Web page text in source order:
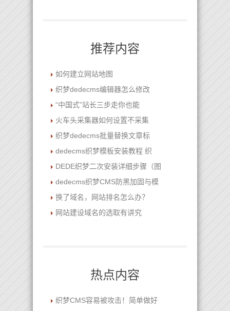
推荐内容
如何建立网站地图
织梦dedecms编辑器怎么修改
“中国式”站长三步走你也能
火车头采集器如何设置不采集
织梦dedecms批量替换文章标
dedecms织梦模板安装教程 织
DEDE织梦二次安装详细步骤（图
dedecms织梦CMS防黑加固与模
换了域名，网站排名怎么办？
网站建设域名的选取有讲究
热点内容
织梦CMS容易被攻击！简单做好